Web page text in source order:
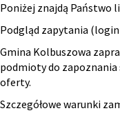
Poniżej znajdą Państwo
Podgląd zapytania
Gmina Kolbuszowa
podmioty do zapoznania
oferty.
Szczegółowe warunki